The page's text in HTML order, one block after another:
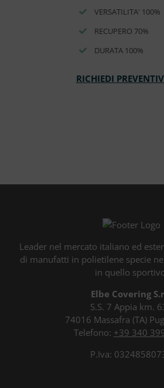
VERSATILITA' 100%
RECUPERO 70%
DURATA 100%
RICHIEDI
Leader nel mercato italiano ed
di manufatti in polietilene specie
in quello
Elbe Covering
S.S. 7 Appia km.
74016 Massafra (TA)
Telefono: +39 340
P.Iva: